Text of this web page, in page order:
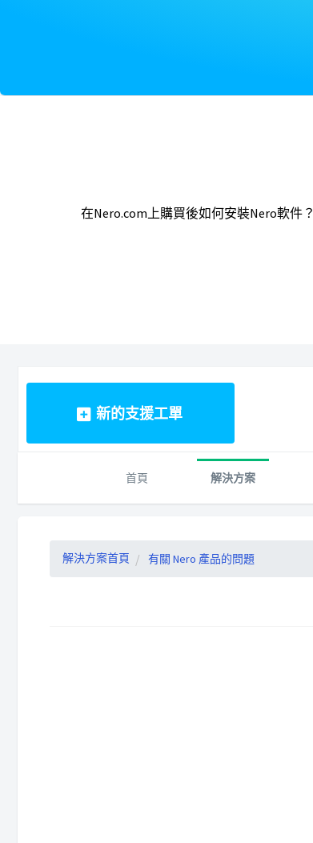
在Nero.com上購買後如何安裝Nero軟件？
新的支援工單
首頁 解決方案
解決方案首頁 有關 Nero 產品的問題